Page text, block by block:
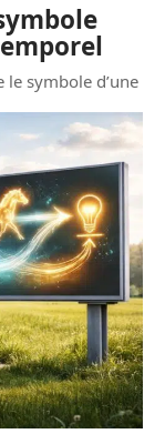
le symbole d’une